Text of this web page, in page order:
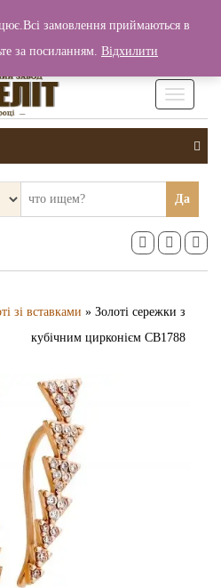
0 грн.
Да
зі вставками » Золоті сережки з
кубічним цирконієм СВ1788
замовлення приймаються в
за посиланням. Відхилити